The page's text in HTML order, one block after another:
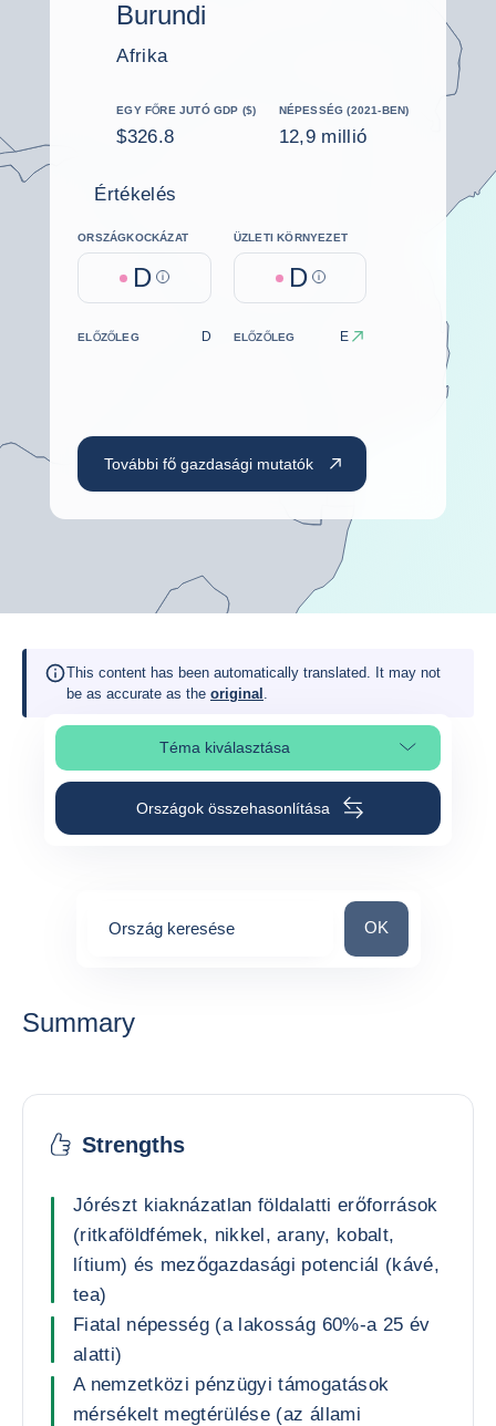
Burundi
Afrika
EGY FŐRE JUTÓ GDP ($)
$326.8
NÉPESSÉG (2021-BEN)
12,9 millió
Értékelés
ORSZÁGKOCKÁZAT
D Help
ÜZLETI KÖRNYEZET
D Help
ELŐZŐLEG D ELŐZŐLEG E
További fő gazdasági mutatók
This content has been automatically translated. It may not
be as accurate as the original .
Téma kiválasztásaOldalszakasz kiválasztása
Országok összehasonlítása
Ország keresése Ország keresése
OK
Summary
Strengths
Jórészt kiaknázatlan földalatti erőforrások
(ritkaföldfémek, nikkel, arany, kobalt,
lítium) és mezőgazdasági potenciál (kávé,
tea)
Fiatal népesség (a lakosság 60%-a 25 év
alatti)
A nemzetközi pénzügyi támogatások
mérsékelt megtérülése (az állami